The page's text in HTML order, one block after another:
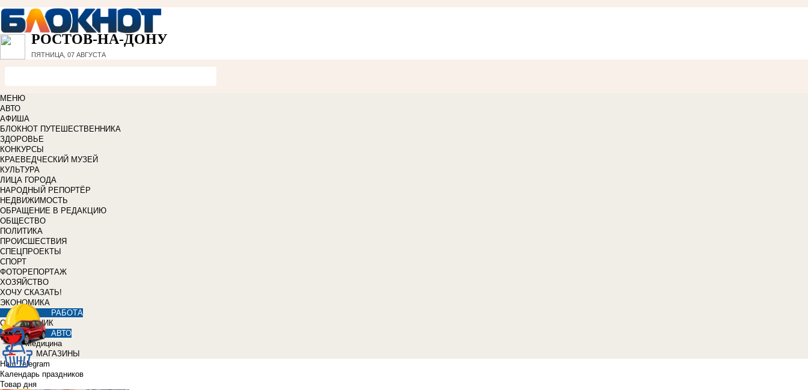
РОСТОВ-НА-ДОНУ
ПЯТНИЦА, 07 АВГУСТА
МЕНЮ
АВТО
АФИША
БЛОКНОТ ПУТЕШЕСТВЕННИКА
ЗДОРОВЬЕ
КОНКУРСЫ
КРАЕВЕДЧЕСКИЙ МУЗЕЙ
КУЛЬТУРА
ЛИЦА ГОРОДА
НАРОДНЫЙ РЕПОРТЁР
НЕДВИЖИМОСТЬ
ОБРАЩЕНИЕ В РЕДАКЦИЮ
ОБЩЕСТВО
ПОЛИТИКА
ПРОИСШЕСТВИЯ
СПЕЦПРОЕКТЫ
СПОРТ
ФОТОРЕПОРТАЖ
ХОЗЯЙСТВО
ХОЧУ СКАЗАТЬ!
ЭКОНОМИКА
РАБОТА
СПРАВОЧНИК
АВТО
Медицина
МАГАЗИНЫ
Наш Telegram
Календарь праздников
Товар дня